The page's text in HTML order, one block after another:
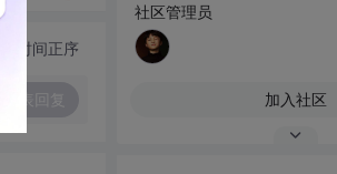
时间正序
社区管理员
加入社区